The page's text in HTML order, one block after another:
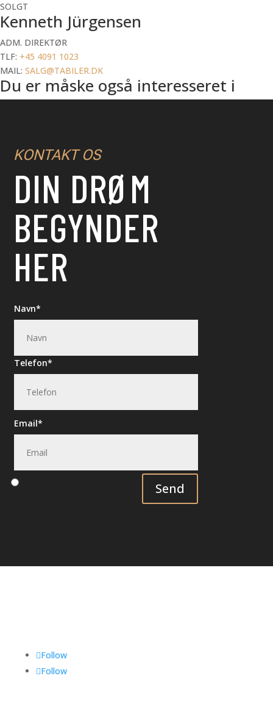
SOLGT
Kenneth Jürgensen
ADM. DIREKTØR
TLF: +45 4091 1023
MAIL: SALG@TABILER.DK
Du er måske også interesseret i
KONTAKT OS
DIN DRØM
BEGYNDER
HER
Navn
Telefon
Email
Send
Follow
Follow